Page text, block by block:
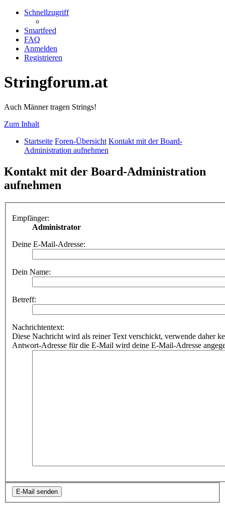
Schnellzugriff
Smartfeed
FAQ
Anmelden
Registrieren
Stringforum.at
Auch Männer tragen Strings!
Zum Inhalt
Startseite Foren-Übersicht Kontakt mit der Board-
Administration aufnehmen
Kontakt mit der Board-Administration
aufnehmen
Empfänger:
Administrator
Deine E-Mail-Adresse:
Dein Name:
Betreff:
Nachrichtentext:
Diese Nachricht wird als reiner Text verschickt, verwende daher
Antwort-Adresse für die E-Mail wird deine E-Mail-Adresse